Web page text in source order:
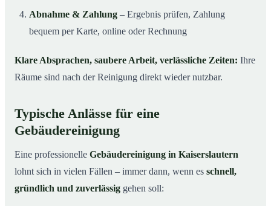
Abnahme & Zahlung – Ergebnis prüfen, Zahlung
bequem per Karte, online oder Rechnung
Klare Absprachen, saubere Arbeit, verlässliche Zeiten: Ihre
Räume sind nach der Reinigung direkt wieder nutzbar.
Typische Anlässe für eine
Gebäudereinigung
Eine professionelle Gebäudereinigung in Kaiserslautern
lohnt sich in vielen Fällen – immer dann, wenn es schnell,
gründlich und zuverlässig gehen soll: